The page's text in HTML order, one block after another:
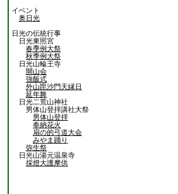
イベント
奥日光
日光の伝統行事
日光東照宮
春季例大祭
秋季例大祭
日光山輪王寺
開山会
強飯式
外山毘沙門天縁日
延年舞
日光二荒山神社
男体山登拝講社大祭
男体山登拝
奉納花火
扇の的弓道大会
みやま踊り
弥生祭
日光山湯元温泉寺
採燈大護摩供